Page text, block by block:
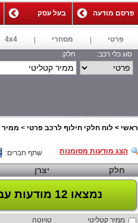
פרסם מודעה בעל עסק ,
פרטי מסחרי 4x4
סוג כלי רכב:
חלק:
ראשי > לוח חלקי חילוף לרכב פרטי > ממיר
הצג מודעות מסומנות שתף חברים:
חלק יצרן
נמצאו 12 מודעות
ממיר קטליטי טויוטה